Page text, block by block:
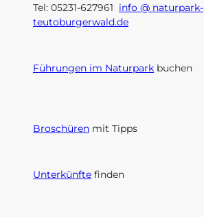
Tel: 05231-627961 info @ naturpark-
teutoburgerwald.de
Führungen im Naturpark buchen
Broschüren mit Tipps
Unterkünfte finden